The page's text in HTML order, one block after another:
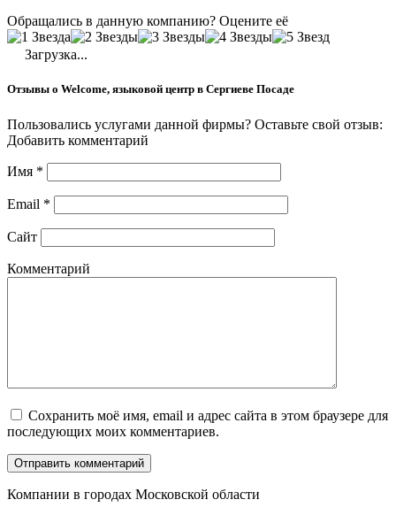
Обращались в данную компанию? Оцените её
Загрузка...
Отзывы о Welcome, языковой центр в Сергиеве Посаде
Пользовались услугами данной фирмы? Оставьте свой отзыв:
Добавить комментарий
Имя *
Email *
Сайт
Комментарий
Сохранить моё имя, email и адрес сайта в этом браузере для
последующих моих комментариев.
Компании в городах Московской области